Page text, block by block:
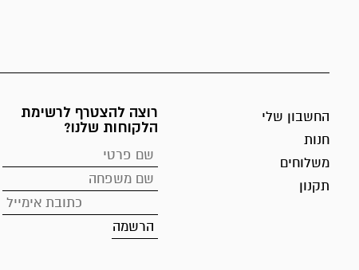
החשבון שלי
חנות
משלוחים
תקנון
רוצה להצטרף לרשימת
הלקוחות שלנו?